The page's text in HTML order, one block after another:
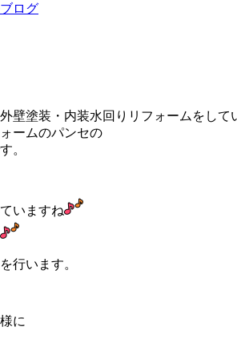
ログ
壁塗装・内装水回りリフォームをして
ームのパンセの
。
いますね
行います。
に